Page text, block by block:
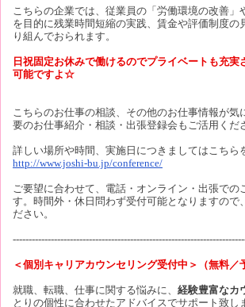
こちらの企業では、従業員の「労働環境の改善」
を目的に残業時間短縮の実践、賃金や評価制度の
り組んでおられます。
日祝固定お休みで働けるのでプライベートも充実
可能ですよ☆
こちらのお仕事の相談、その他のお仕事情報が気
要のお仕事紹介・相談・出張登録会もご活用くだ
詳しい場所や時間、実施日につきましてはこちら
http://www.joshi-bu.jp/conference/
ご要望に合わせて、電話・オンライン・出張での
す。時間外・休日問わず受付可能となりますので
ださい。
＜個別キャリアカウンセリング受付中＞（無料／
就職、転職、仕事に関する悩みに、 経験豊富なカ
とりの個性に合わせたアドバイスでサポート致し